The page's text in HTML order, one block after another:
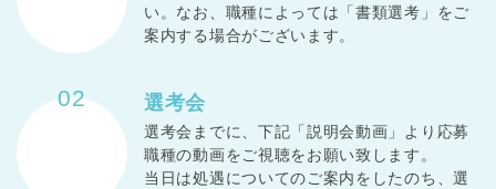
い。なお、職種によっては「書類選考」をご
案内する場合がございます。
02 選考会
選考会までに、下記「説明会動画」より応募
職種の動画をご視聴をお願い致します。
当日は処遇についてのご案内をしたのち、選